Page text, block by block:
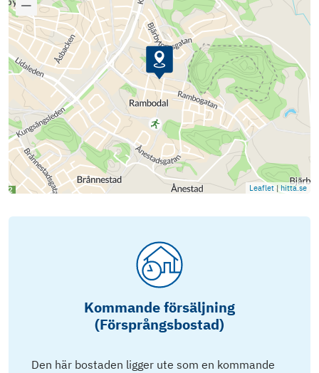
Leaflet | hitta.se
Kommande försäljning
(Försprångsbostad)
Den här bostaden ligger ute som en kommande